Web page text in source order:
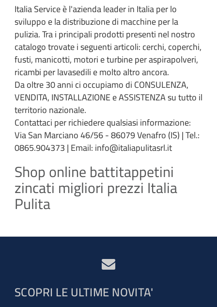
Italia Service è l'azienda leader in Italia per lo
sviluppo e la distribuzione di macchine per la
pulizia. Tra i principali prodotti presenti nel nostro
catalogo trovate i seguenti articoli: cerchi, coperchi,
fusti, manicotti, motori e turbine per aspirapolveri,
ricambi per lavasedili e molto altro ancora.
Da oltre 30 anni ci occupiamo di CONSULENZA,
VENDITA, INSTALLAZIONE e ASSISTENZA su tutto il
territorio nazionale.
Contattaci per richiedere qualsiasi informazione:
Via San Marciano 46/56 - 86079 Venafro (IS) | Tel.:
0865.904373 | Email: info@italiapulitasrl.it
Shop online battitappetini
zincati migliori prezzi Italia
Pulita
SCOPRI LE ULTIME NOVITA'